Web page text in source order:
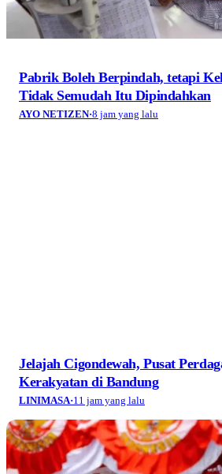
Pabrik Boleh Berpindah, tetapi
Tidak Semudah Itu Dipindahkan
AYO NETIZEN·8 jam yang lalu